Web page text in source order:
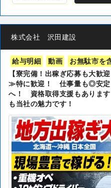
株式会社 沢田建設
給与明細 動画
お無駄市を
【寮完備！出稼ぎ応募も大
≫特に歓迎！ 仕事量も◎安定
へ！ 資格取得支援もありま
も当社の魅力です！